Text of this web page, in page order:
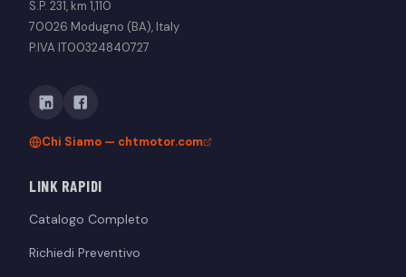
S.P. 231, km 1,110
70026 Modugno (BA), Italy
P.IVA IT00324840727
Chi Siamo — chtmotor.com
LINK RAPIDI
Catalogo Completo
Richiedi Preventivo